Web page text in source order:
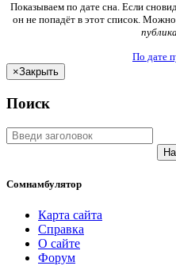
Показываем по дате сна. Если
он не попадёт в этот список.
По дате
×Закрыть
Поиск
Сомнамбулятор
Карта сайта
Справка
О сайте
Форум